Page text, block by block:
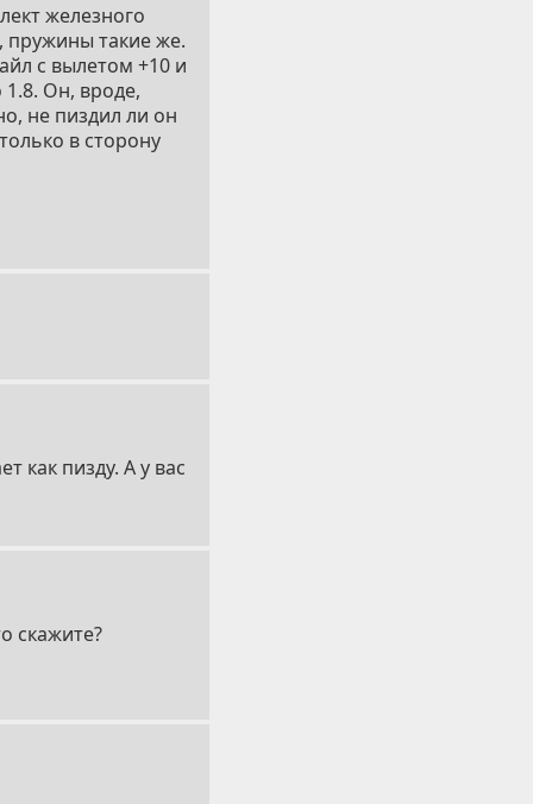
железного
пружины такие же.
c вылетом +10 и
Он, вроде,
не пиздил ли он
в сторону
как пизду. А у вас
скажите?